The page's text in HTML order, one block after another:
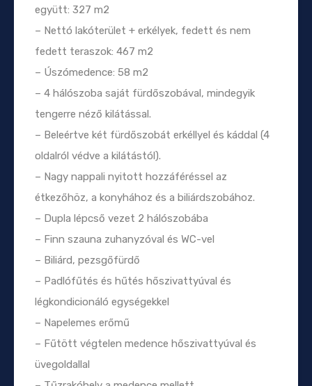
együtt: 327 m2
– Nettó lakóterület + erkélyek, fedett és nem
fedett teraszok: 467 m2
– Úszómedence: 58 m2
– 4 hálószoba saját fürdőszobával, mindegyik
tengerre néző kilátással.
– Beleértve két fürdőszobát erkéllyel és káddal (4
oldalról védve a kilátástól).
– Nagy nappali nyitott hozzáféréssel az
étkezőhöz, a konyhához és a biliárdszobához.
– Dupla lépcső vezet 2 hálószobába
– Finn szauna zuhanyzóval és WC-vel
– Biliárd, pezsgőfürdő
– Padlófűtés és hűtés hőszivattyúval és
légkondicionáló egységekkel
– Napelemes erőmű
– Fűtött végtelen medence hőszivattyúval és
üvegoldallal